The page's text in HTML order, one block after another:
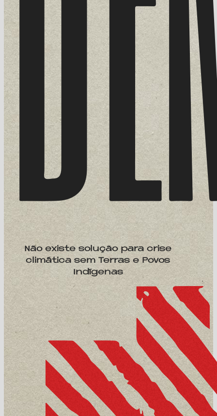
Não existe solução para crise
climática sem Terras e Povos
Indígenas